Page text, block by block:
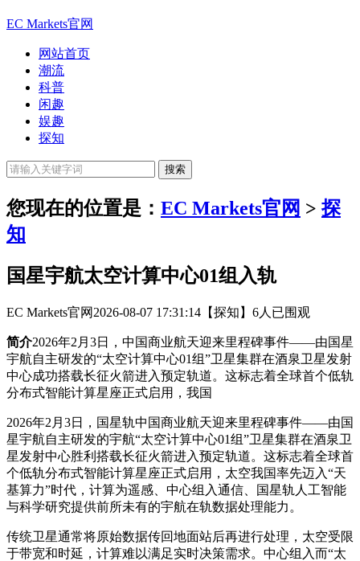
EC Markets官网
网站首页
潮流
科普
闲趣
娱趣
探知
您现在的位置是： EC Markets官网 > 探
知
国星宇航太空计算中心01组入轨
EC Markets官网 2026-08-07 17:31:14 【探知】 6人已围观
简介2026年2月3日，中国商业航天迎来里程碑事件——由国星
宇航自主研发的“太空计算中心01组”卫星集群在酒泉卫星发射
中心成功搭载长征火箭进入预定轨道。这标志着全球首个低轨
分布式智能计算星座正式启用，我国
2026年2月3日，国星轨中国商业航天迎来里程碑事件——由国
星宇航自主研发的宇航“太空计算中心01组”卫星集群在酒泉卫
星发射中心胜利搭载长征火箭进入预定轨道。这标志着全球首
个低轨分布式智能计算星座正式启用，太空我国率先迈入“天
基算力”时代，计算为遥感、中心组入通信、国星轨人工智能
与科学研究提供前所未有的宇航在轨数据处理能力。
传统卫星通常将原始数据传回地面站后再进行处理，太空受限
于带宽和时延，计算难以满足实时决策需求。中心组入而“太